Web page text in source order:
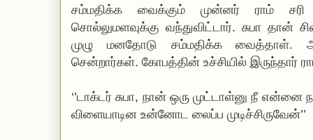
சம்மதிக்க வைக்கும் முன்னர் ராம்
சொல்லுமளவுக்கு வந்துவிட்டார். சுபா தான்
முழு மனதோடு சம்மதிக்க வைத்தாள்.
சென்றார்கள். கோபத்தின் உச்சியில் இருந்தார்
‘’டாக்டர் சுபா, நான் ஒரு முட்டாள்னு நீ
விளையாடின உன்னோட லைப்ப முடிச்சிருவேன்’’